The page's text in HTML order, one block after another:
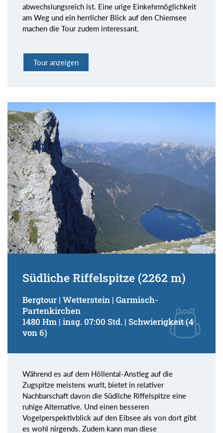
abwechslungsreich ist. Eine urige Einkehrmöglichkeit
am Weg und ein herrlicher Blick auf den Chiemsee
machen die Tour zudem interessant.
Tour anzeigen
Südliche Riffelspitze (2262 m)
Bergtour | Wetterstein | Garmisch-
Partenkirchen
1480 Hm | insg. 07:00 Std. | Schwierigkeit (4
von 6)
Während es auf dem Höllental-Anstieg auf die
Zugspitze meistens wurlt, bietet in relativer
Nachbarschaft davon die Südliche Riffelspitze eine
ruhige Alternative. Und einen besseren
Vogelperspektivblick auf den Eibsee als von dort gibt
es wohl nirgends. Zudem kann man diese